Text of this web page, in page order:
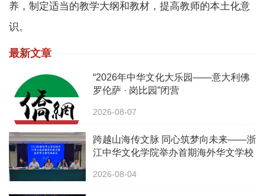
养，制定适当的教学大纲和教材，提高教师的本土化意
识。
最新文章
“2026年中华文化大乐园——意大利佛
罗伦萨 · 岗比园”闭营
2026-08-07
跨越山海传文脉 同心筑梦向未来——浙
江中华文化学院举办首期海外华文学校
2026-08-04